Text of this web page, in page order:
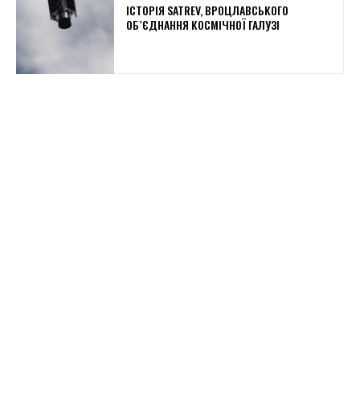
ІСТОРІЯ SATREV, ВРОЦЛАВСЬКОГО
ОБ`ЄДНАННЯ КОСМІЧНОЇ ГАЛУЗІ